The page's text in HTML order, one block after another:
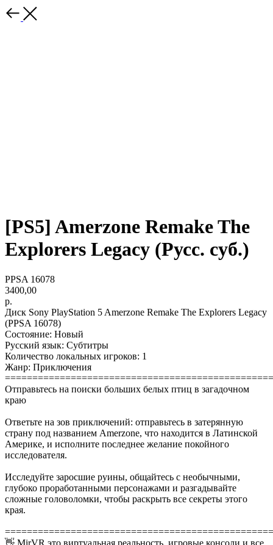
[PS5] Amerzone Remake The
Explorers Legacy (Русс. суб.)
PPSA 16078
3400,00
р.
Диск Sony PlayStation 5 Amerzone Remake The Explorers Legacy
(PPSA 16078)
Состояние: Новый
Русский язык: Субтитры
Количество локальных игроков: 1
Жанр: Приключения
Отправьтесь на поиски больших белых птиц в загадочном
краю
Ответьте на зов приключений: отправьтесь в затерянную
страну под названием Amerzone, что находится в Латинской
Америке, и исполните последнее желание покойного
исследователя.
Исследуйте заросшие руины, общайтесь с необычными,
глубоко проработанными персонажами и разгадывайте
сложные головоломки, чтобы раскрыть все секреты этого
края.
👋 MirVR это виртуальная реальность, игровые консоли и все